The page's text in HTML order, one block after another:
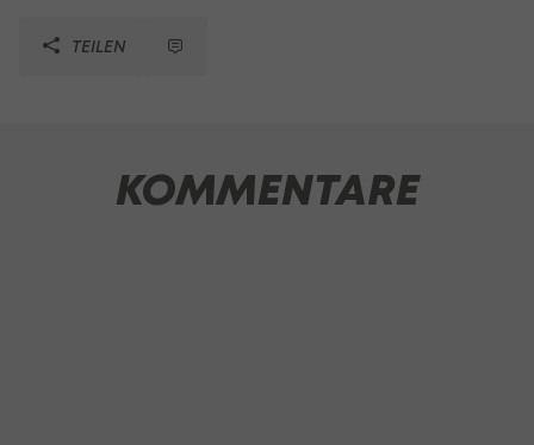
TEILEN
KOMMENTARE